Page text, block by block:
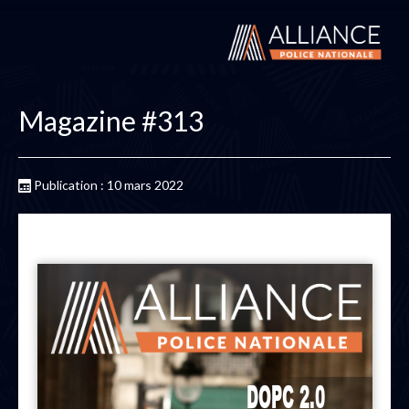
Magazine #313
Publication : 10 mars 2022